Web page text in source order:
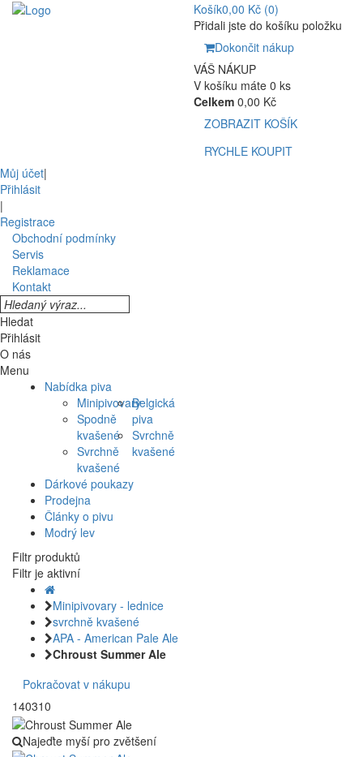
Košík0,00 Kč (0)
Přidali jste do košíku položku
Dokončit nákup
VÁŠ NÁKUP
V košíku máte 0 ks
Celkem 0,00 Kč
ZOBRAZIT KOŠÍK
RYCHLE KOUPIT
Můj účet|
Přihlásit
|
Registrace
Obchodní podmínky
Servis
Reklamace
Kontakt
Hledat
Přihlásit
O nás
Menu
Nabídka piva
Minipivovary
Spodně
kvašené
Svrchně
kvašené
Belgická
piva
Svrchně
kvašené
Dárkové poukazy
Prodejna
Články o pivu
Modrý lev
Filtr produktů
Filtr je aktivní
Minipivovary - lednice
svrchně kvašené
APA - American Pale Ale
Chroust Summer Ale
Pokračovat v nákupu
140310
Najeďte myší pro zvětšení